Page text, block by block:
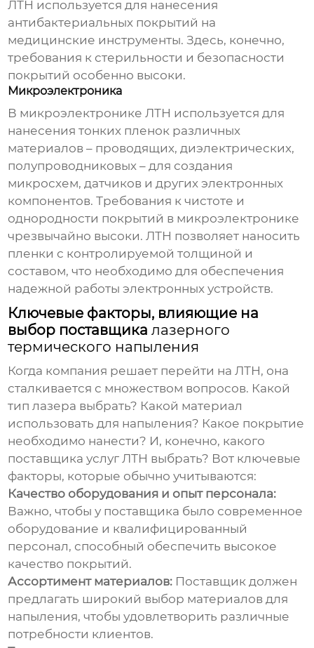
ЛТН используется для нанесения
антибактериальных покрытий на
медицинские инструменты. Здесь, конечно,
требования к стерильности и безопасности
покрытий особенно высоки.
Микроэлектроника
В микроэлектронике ЛТН используется для
нанесения тонких пленок различных
материалов – проводящих, диэлектрических,
полупроводниковых – для создания
микросхем, датчиков и других электронных
компонентов. Требования к чистоте и
однородности покрытий в микроэлектронике
чрезвычайно высоки. ЛТН позволяет наносить
пленки с контролируемой толщиной и
составом, что необходимо для обеспечения
надежной работы электронных устройств.
Ключевые факторы, влияющие на
выбор поставщикалазерного
термического напыления
Когда компания решает перейти на ЛТН, она
сталкивается с множеством вопросов. Какой
тип лазера выбрать? Какой материал
использовать для напыления? Какое покрытие
необходимо нанести? И, конечно, какого
поставщика услуг ЛТН выбрать? Вот ключевые
факторы, которые обычно учитываются:
Качество оборудования и опыт персонала:
Важно, чтобы у поставщика было современное
оборудование и квалифицированный
персонал, способный обеспечить высокое
качество покрытий.
Ассортимент материалов: Поставщик должен
предлагать широкий выбор материалов для
напыления, чтобы удовлетворить различные
потребности клиентов.